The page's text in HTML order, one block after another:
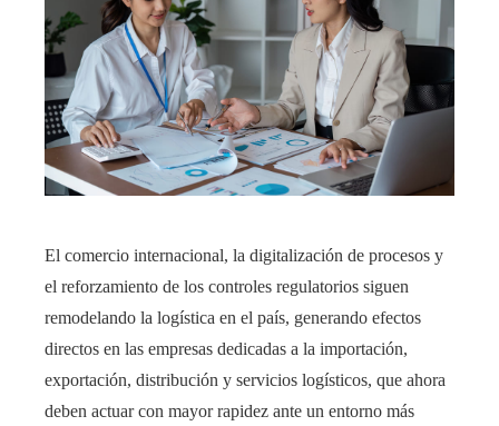
El comercio internacional, la digitalización de procesos y
el reforzamiento de los controles regulatorios siguen
remodelando la logística en el país, generando efectos
directos en las empresas dedicadas a la importación,
exportación, distribución y servicios logísticos, que ahora
deben actuar con mayor rapidez ante un entorno más